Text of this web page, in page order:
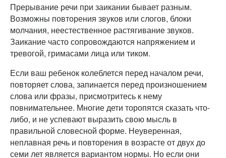
Прерывание речи при заикании бывает разным.
Возможны повторения звуков или слогов, блоки
молчания, неестественное растягивание звуков.
Заикание часто сопровождаются напряжением и
тревогой, гримасами лица или тиком.
Если ваш ребенок колеблется перед началом речи,
повторяет слова, запинается перед произношением
слова или фразы, присмотритесь к нему
повнимательнее. Многие дети торопятся сказать что-
либо, и не успевают выразить свою мысль в
правильной словесной форме. Неуверенная,
неплавная речь и повторения в возрасте от двух до
семи лет является вариантом нормы. Но если они